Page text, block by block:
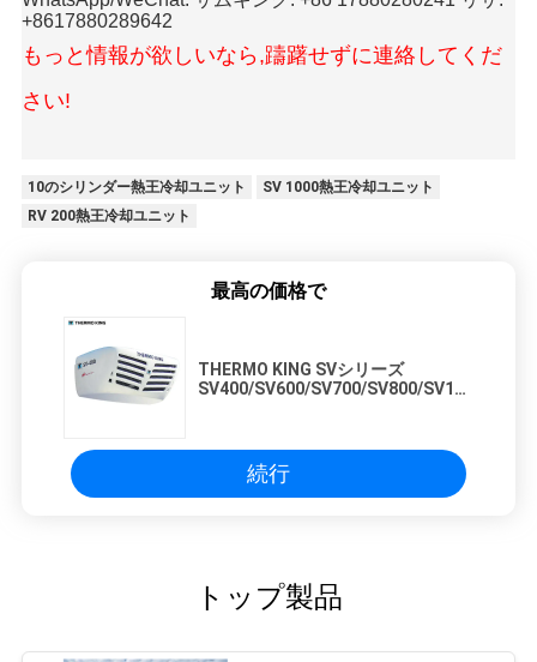
+8617880289642
もっと情報が欲しいなら,躊躇せずに連絡してくだ
さい!
10のシリンダー熱王冷却ユニット
SV 1000熱王冷却ユニット
RV 200熱王冷却ユニット
最高の価格で
THERMO KING SVシリーズ
SV400/SV600/SV700/SV800/SV1000
続行
トップ製品